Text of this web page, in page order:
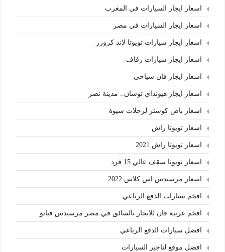
اسعار ايجار السيارات في المغرب
اسعار ايجار السيارات في مصر
اسعار ايجار سيارات تويوتا لاند كروزر
اسعار ايجار سيارات زفاف
اسعار ايجار فان سياحى
اسعار ايجار هيونداي توسان.. مدينة نصر
اسعار باص كوستر لرحلات سيوة
اسعار تويوتا راش
اسعار تويوتا راش 2021
اسعار تويوتا سقف عالي 15 فرد
اسعار مرسيدس اس كلاس 2022
افخم سيارات الدفع الرباعي
افخم عربية فان للايجار بالسائق في مصر مرسيدس فيانو
افضل سيارات الدفع الرباعي
افضل موقع لتاجير السيارات